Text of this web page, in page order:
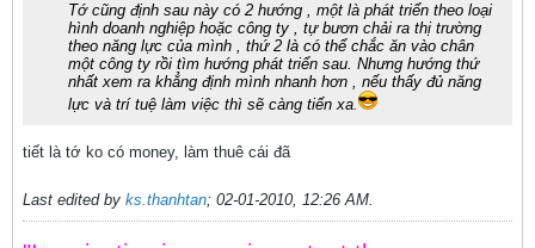
Tớ cũng định sau này có 2 hướng , một là phát triển theo loại
hình doanh nghiệp hoặc công ty , tự bươn chải ra thị trường
theo năng lực của mình , thứ 2 là có thể chắc ăn vào chân
một công ty rồi tìm hướng phát triển sau. Nhưng hướng thứ
nhất xem ra khẳng định mình nhanh hơn , nếu thấy đủ năng
lực và trí tuệ làm việc thì sẽ càng tiến xa.
tiết là tớ ko có money, làm thuê cái đã
Last edited by ks.thanhtan; 02-01-2010, 12:26 AM.